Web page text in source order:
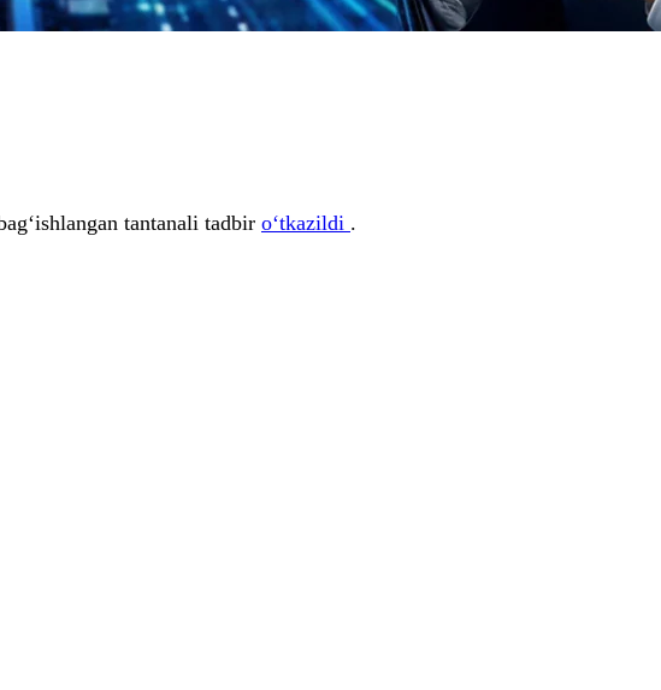
tantanali tadbir o‘tkazildi .